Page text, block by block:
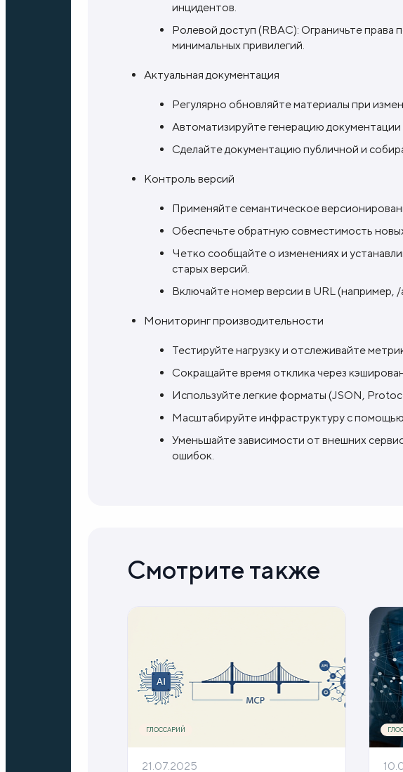
инцидентов.
Ролевой доступ (RBAC): Ограничьте права
минимальных привилегий.
Актуальная документация
Регулярно обновляйте материалы при
Автоматизируйте генерацию
Сделайте документацию публичной и
Контроль версий
Применяйте семантическое
Обеспечьте обратную совместимость
Четко сообщайте о изменениях и
старых версий.
Включайте номер версии в URL (например,
Мониторинг производительности
Тестируйте нагрузку и отслеживайте
Сокращайте время отклика через
Используйте легкие форматы (JSON,
Масштабируйте инфраструктуру с
Уменьшайте зависимости от внешних
ошибок.
Смотрите также
ГЛОССАРИЙ
21.07.2025